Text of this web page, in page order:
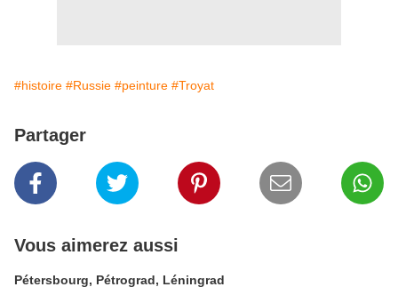
#histoire #Russie #peinture #Troyat
Partager
Vous aimerez aussi
Pétersbourg, Pétrograd, Léningrad